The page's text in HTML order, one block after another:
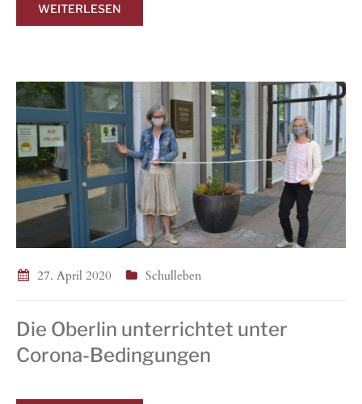
WEITERLESEN
27. April 2020 Schulleben
Die Oberlin unterrichtet unter
Corona-Bedingungen